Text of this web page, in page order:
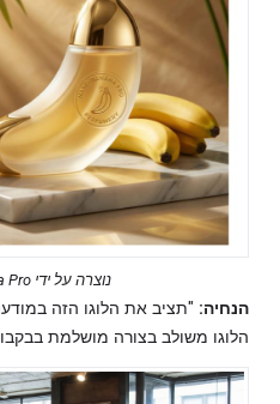
נוצרה על ידי Nano Banana Pro
הנחיה: "תציב את הלוגו הזה
הלוגו משולב בצורה מושלמת